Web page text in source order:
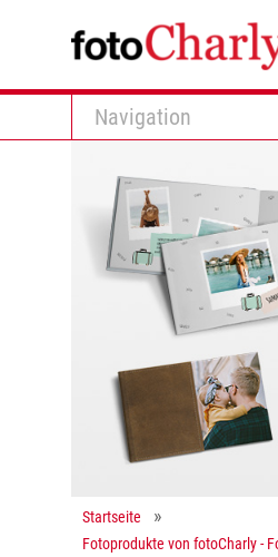
Navigation
Startseite
Fotoprodukte von fotoCharly -